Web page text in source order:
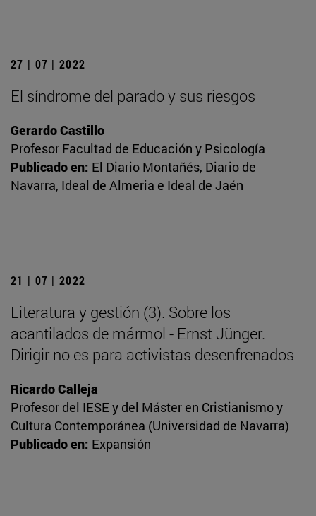
27 | 07 | 2022
El síndrome del parado y sus riesgos
Gerardo Castillo
Profesor Facultad de Educación y Psicología
Publicado en: El Diario Montañés, Diario de
Navarra, Ideal de Almeria e Ideal de Jaén
21 | 07 | 2022
Literatura y gestión (3). Sobre los
acantilados de mármol - Ernst Jünger.
Dirigir no es para activistas desenfrenados
Ricardo Calleja
Profesor del IESE y del Máster en Cristianismo y
Cultura Contemporánea (Universidad de Navarra)
Publicado en: Expansión